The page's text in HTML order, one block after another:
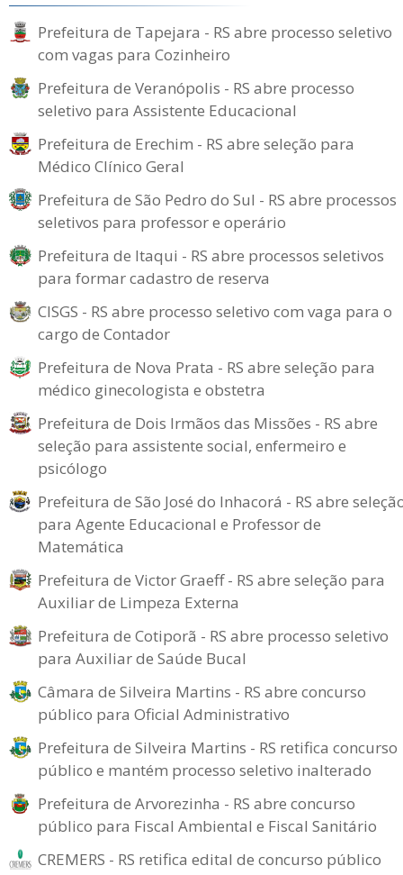
Prefeitura de Tapejara - RS abre processo seletivo
com vagas para Cozinheiro
Prefeitura de Veranópolis - RS abre processo
seletivo para Assistente Educacional
Prefeitura de Erechim - RS abre seleção para
Médico Clínico Geral
Prefeitura de São Pedro do Sul - RS abre processos
seletivos para professor e operário
Prefeitura de Itaqui - RS abre processos seletivos
para formar cadastro de reserva
CISGS - RS abre processo seletivo com vaga para o
cargo de Contador
Prefeitura de Nova Prata - RS abre seleção para
médico ginecologista e obstetra
Prefeitura de Dois Irmãos das Missões - RS abre
seleção para assistente social, enfermeiro e
psicólogo
Prefeitura de São José do Inhacorá - RS abre
para Agente Educacional e Professor de
Matemática
Prefeitura de Victor Graeff - RS abre seleção para
Auxiliar de Limpeza Externa
Prefeitura de Cotiporã - RS abre processo seletivo
para Auxiliar de Saúde Bucal
Câmara de Silveira Martins - RS abre concurso
público para Oficial Administrativo
Prefeitura de Silveira Martins - RS retifica concurso
público e mantém processo seletivo inalterado
Prefeitura de Arvorezinha - RS abre concurso
público para Fiscal Ambiental e Fiscal Sanitário
CREMERS - RS retifica edital de concurso público